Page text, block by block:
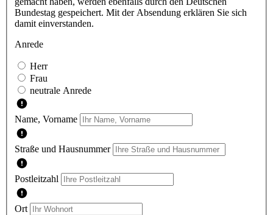
Bundestag gespeichert. Mit der Absendung erklären Sie sich
damit einverstanden.
Anrede
Herr
Frau
neutrale Anrede
Name, Vorname
Straße und Hausnummer
Postleitzahl
Ort